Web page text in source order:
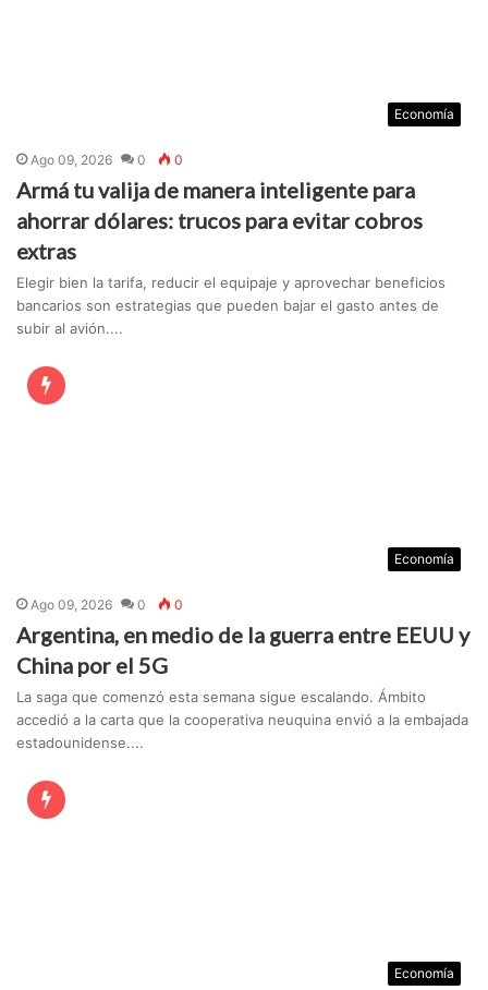
Economía
Ago 09, 2026 0 0
Armá tu valija de manera inteligente para
ahorrar dólares: trucos para evitar cobros
extras
Elegir bien la tarifa, reducir el equipaje y aprovechar beneficios
bancarios son estrategias que pueden bajar el gasto antes de
subir al avión....
Economía
Ago 09, 2026 0 0
Argentina, en medio de la guerra entre EEUU y
China por el 5G
La saga que comenzó esta semana sigue escalando. Ámbito
accedió a la carta que la cooperativa neuquina envió a la embajada
estadounidense....
Economía